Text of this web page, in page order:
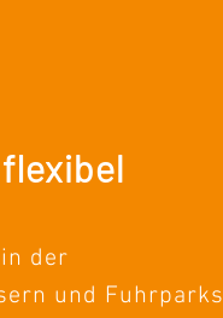
der
und Fuhrparks